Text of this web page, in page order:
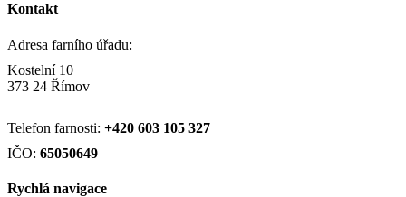
Kontakt
Adresa farního úřadu:
Kostelní 10
373 24 Římov
Telefon farnosti: +420 603 105 327
IČO: 65050649
Rychlá navigace